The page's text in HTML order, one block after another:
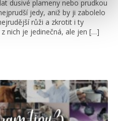
dusivé plameny nebo prudkou
jedy, aniž by ji zabolelo
růži a zkrotit i ty
nich je jedinečná, ale jen […]